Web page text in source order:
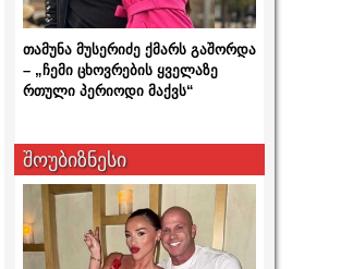
თამუნა მუსერიძე ქმარს გაშორდა
– „ჩემი ცხოვრების ყველაზე
რთული პერიოდი მაქვს“
შოუბიზნესი